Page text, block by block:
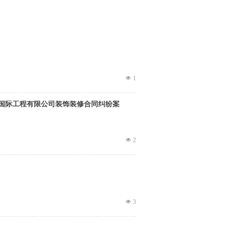
넶 1
际工程有限公司装饰装修合同纠纷案
넶 2
넶 3